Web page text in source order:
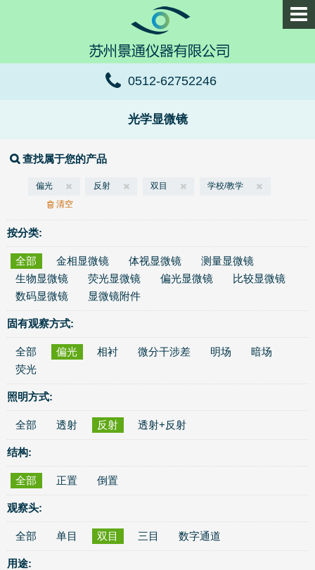
0512-62752246
光学显微镜
查找属于您的产品
偏光 反射 双目
学校/教学
清空
按分类:
全部 金相显微镜 体视显微镜
测量显微镜
生物显微镜
荧光显微镜 偏光显微镜
比较显微镜
数码显微镜
显微镜附件
固有观察方式:
全部 偏光 相衬 微分干涉差 明场
暗场
荧光
照明方式:
全部 透射 反射 透射+反射
结构:
全部 正置 倒置
观察头:
全部 单目 双目 三目 数字通道
用途: